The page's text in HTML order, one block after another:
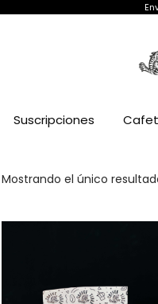
Suscripciones
Mostrando el único